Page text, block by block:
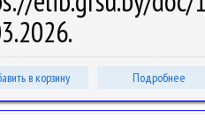
в корзину Подробнее